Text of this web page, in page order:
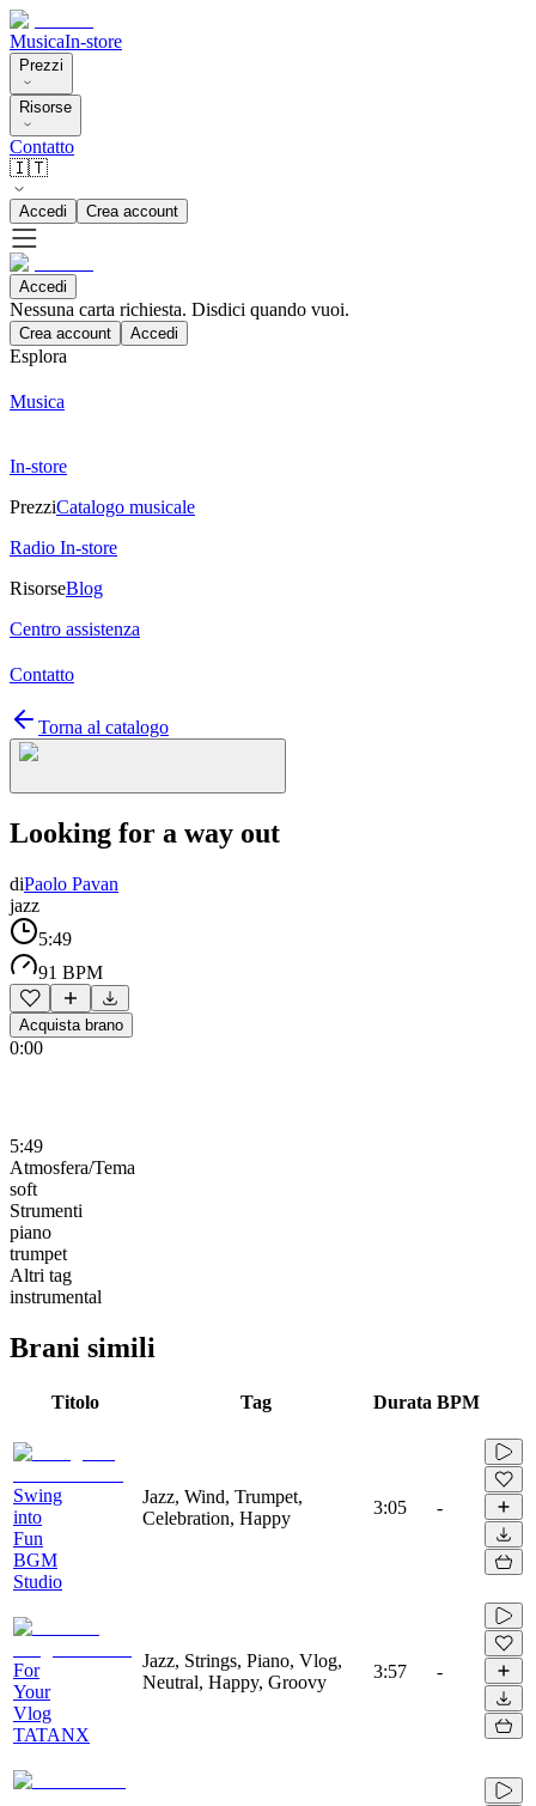
MusicaIn-store
Prezzi
Risorse
Contatto
🇮🇹
Accedi Crea account
Accedi
Nessuna carta richiesta. Disdici quando vuoi.
Crea account Accedi
Esplora
Musica
In-store
PrezziCatalogo musicale
Radio In-store
RisorseBlog
Centro assistenza
Contatto
Torna al catalogo
Looking for a way out
diPaolo Pavan
jazz
5:49
91 BPM
Acquista brano
0:00
5:49
Atmosfera/Tema
soft
Strumenti
piano
trumpet
Altri tag
instrumental
Brani simili
Titolo Tag Durata BPM
Swing
into
Fun
BGM
Studio
Jazz, Wind, Trumpet,
Celebration, Happy
3:05 -
For
Your
Vlog
TATANX
Jazz, Strings, Piano, Vlog,
Neutral, Happy, Groovy
3:57 -